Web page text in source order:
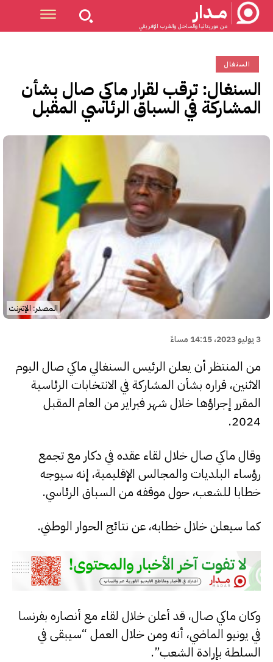
مــدار
من موريتانيا والساحل والغرب الإفريقي
السنغال
السنغال: ترقب لقرار ماكي صال بشأن
المشاركة في السباق الرئاسي المقبل
المصدر: الإنترنت
3 يوليو 2023، 14:15 مساءً
من المنتظر أن يعلن الرئيس السنغالي ماكي صال اليوم
الاثنين، قراره بشأن المشاركة في الانتخابات الرئاسية
المقرر إجراؤها خلال شهر فبراير من العام المقبل
2024.
وقال ماكي صال خلال لقاء عقده في دكار مع تجمع
رؤساء البلديات والمجالس الإقليمية، إنه سيوجه
خطابا للشعب، حول موقفه من السباق الرئاسي.
كما سيعلن خلال خطابه، عن نتائج الحوار الوطني.
وكان ماكي صال، قد أعلن خلال لقاء مع أنصاره بفرنسا
في يونيو الماضي، أنه ومن خلال العمل “سيبقى في
السلطة بإرادة الشعب”.